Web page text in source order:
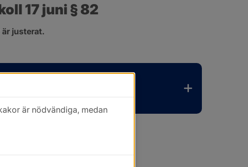
17 juni § 82
justerat.
är nödvändiga, medan